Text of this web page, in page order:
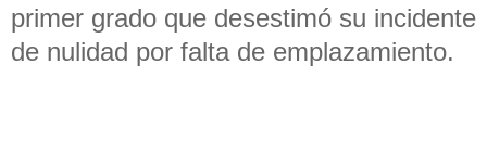
primer grado que desestimó su incidente
de nulidad por falta de emplazamiento.